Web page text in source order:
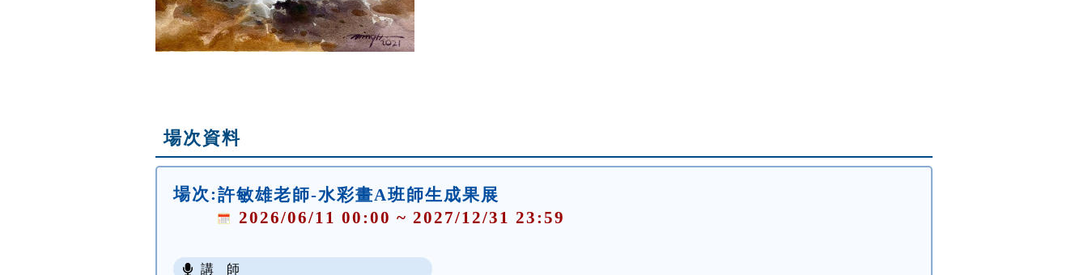
場次資料
場次:許敏雄老師-水彩畫A班師生成果展
2026/06/11 00:00 ~ 2027/12/31 23:59
講 師